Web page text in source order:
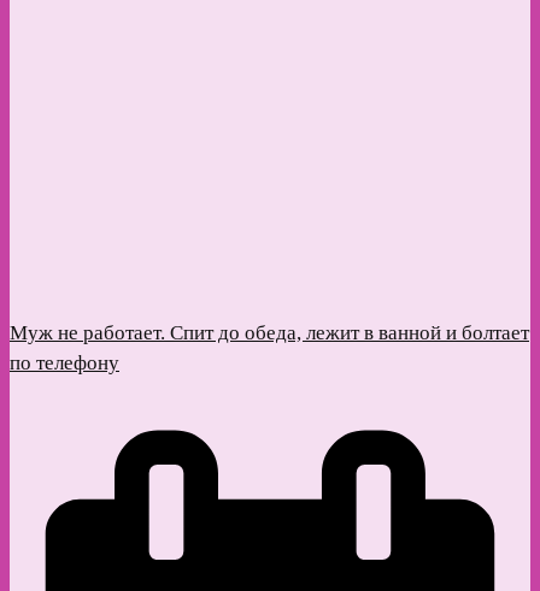
Муж не работает. Спит до обеда, лежит в ванной и болтает
по телефону